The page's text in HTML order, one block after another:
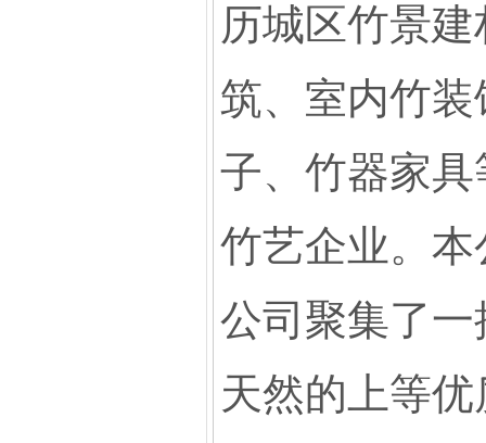
历城区竹景
筑、室内竹
子、竹器家
竹艺企业。
公司聚集了
天然的上等